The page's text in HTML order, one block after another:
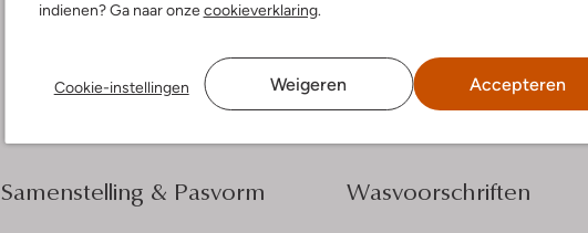
indienen? Ga naar onzecookieverklaring.
Cookie-instellingen Weigeren Accepteren
Bezorgen & retourneren
Samenstelling & Pasvorm Wasvoorschriften